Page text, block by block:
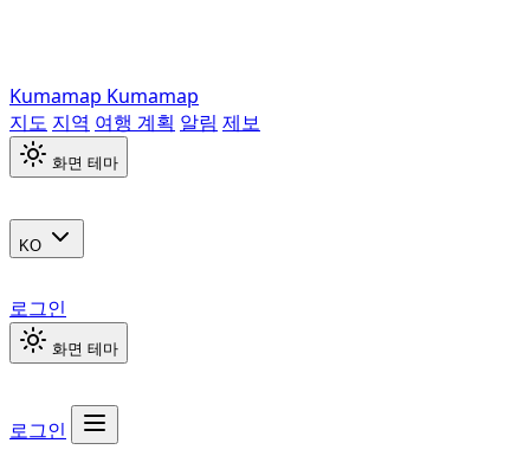
Kumamap Kumamap
지도 지역 여행 계획 알림 제보
화면 테마
KO
로그인
화면 테마
로그인